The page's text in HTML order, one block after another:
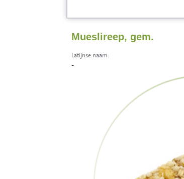
Mueslireep, gem.
Latijnse naam:
-